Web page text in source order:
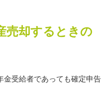
売却するときの
金受給者であっても確定申告